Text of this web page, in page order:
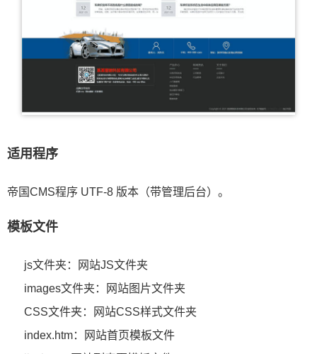
适用程序
帝国CMS程序 UTF-8 版本（带管理后台）。
模板文件
js文件夹：网站JS文件夹
images文件夹：网站图片文件夹
CSS文件夹：网站CSS样式文件夹
index.htm：网站首页模板文件